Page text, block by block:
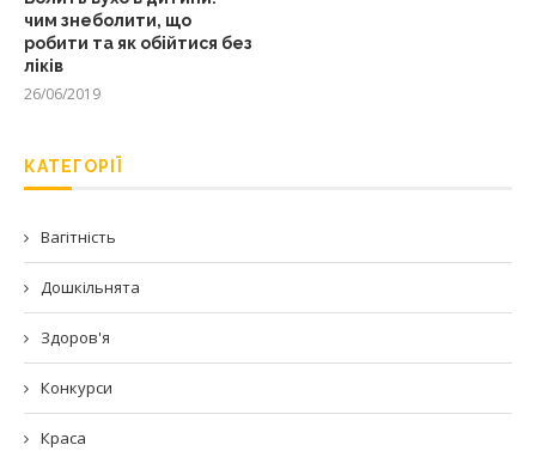
чим знеболити, що
робити та як обійтися без
ліків
26/06/2019
КАТЕГОРІЇ
Вагітність
Дошкільнята
Здоров'я
Конкурси
Краса